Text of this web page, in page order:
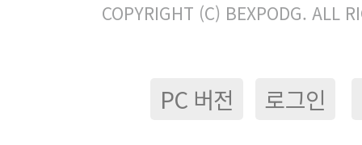
COPYRIGHT (C) BEXPODG. ALL
PC 버전 로그인